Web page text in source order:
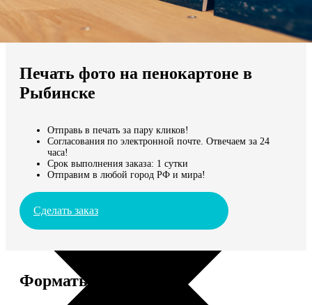
Мы доставляем по всему миру
Продолжить без города
Печать фото на пенокартоне в
Рыбинске
Отправь в печать за пару кликов!
Согласования по электронной почте. Отвечаем за 24
часа!
Срок выполнения заказа: 1 сутки
Отправим в любой город РФ и мира!
Сделать заказ
Форматы и цены